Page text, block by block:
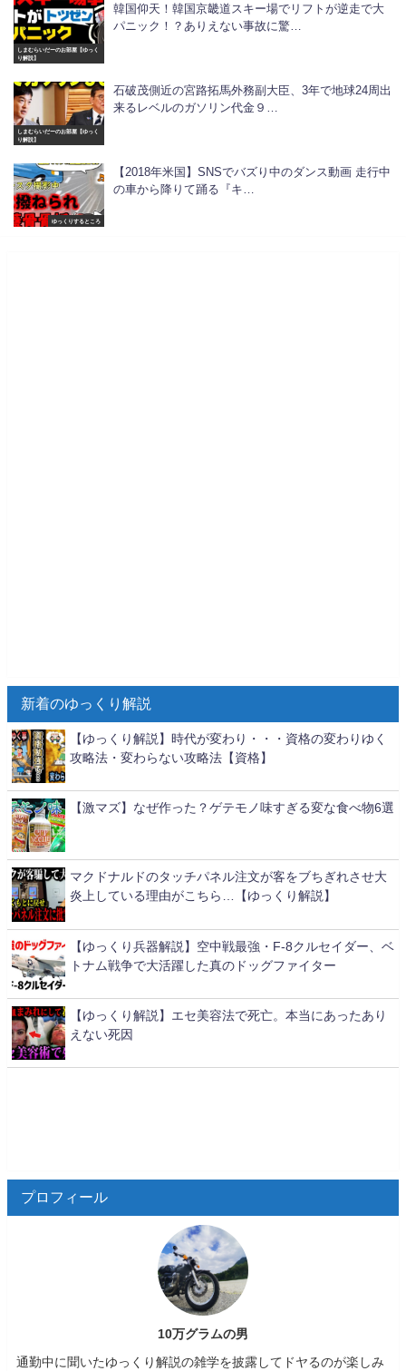
しまむらいだーのお部屋【ゆっく
り解説】
韓国仰天！韓国京畿道スキー場でリフトが逆走で大
パニック！？ありえない事故に驚…
しまむらいだーのお部屋【ゆっく
り解説】
石破茂側近の宮路拓馬外務副大臣、3年で地球24周出
来るレベルのガソリン代金９…
ゆっくりするところ
【2018年米国】SNSでバズり中のダンス動画 走行中
の車から降りて踊る『キ…
新着のゆっくり解説
【ゆっくり解説】時代が変わり・・・資格の変わりゆく
攻略法・変わらない攻略法【資格】
【激マズ】なぜ作った？ゲテモノ味すぎる変な食べ物6選
マクドナルドのタッチパネル注文が客をブちぎれさせ大
炎上している理由がこちら…【ゆっくり解説】
【ゆっくり兵器解説】空中戦最強・F-8クルセイダー、ベ
トナム戦争で大活躍した真のドッグファイター
【ゆっくり解説】エセ美容法で死亡。本当にあったあり
えない死因
プロフィール
10万グラムの男
通勤中に聞いたゆっくり解説の雑学を披露してドヤるのが楽しみ